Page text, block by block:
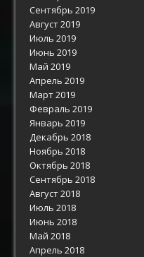
Сентябрь 2019
Август 2019
Июль 2019
Июнь 2019
Май 2019
Апрель 2019
Март 2019
Февраль 2019
Январь 2019
Декабрь 2018
Ноябрь 2018
Октябрь 2018
Сентябрь 2018
Август 2018
Июль 2018
Июнь 2018
Май 2018
Апрель 2018